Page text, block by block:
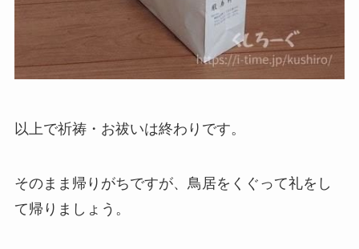
以上で祈祷・お祓いは終わりです。
そのまま帰りがちですが、鳥居をくぐって礼をし
て帰りましょう。